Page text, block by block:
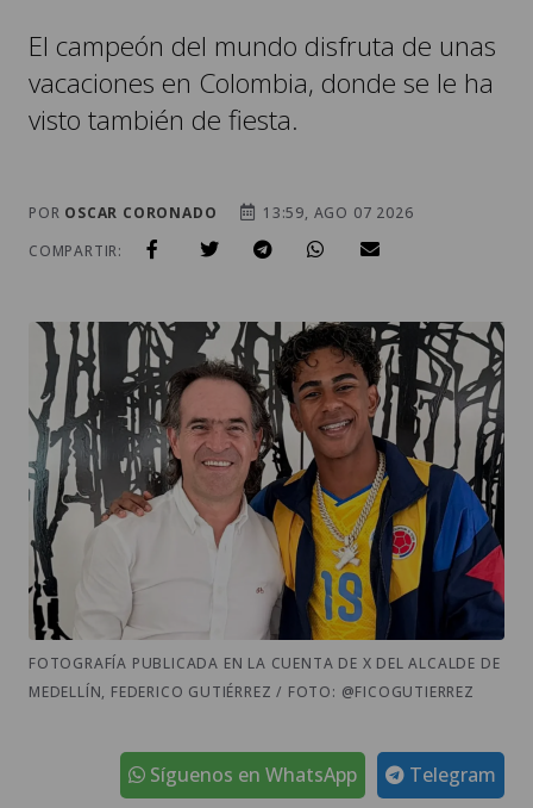
El campeón del mundo disfruta de unas
vacaciones en Colombia, donde se le ha
visto también de fiesta.
POR OSCAR CORONADO
13:59, AGO 07 2026
COMPARTIR:
FOTOGRAFÍA PUBLICADA EN LA CUENTA DE X DEL ALCALDE DE
MEDELLÍN, FEDERICO GUTIÉRREZ / FOTO: @FICOGUTIERREZ
Telegram
Síguenos en WhatsApp